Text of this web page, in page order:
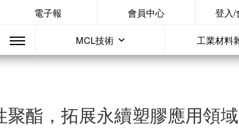
電子報 會員中心 登入/
MCL技術 工業材料
酯，拓展永續塑膠應用領域